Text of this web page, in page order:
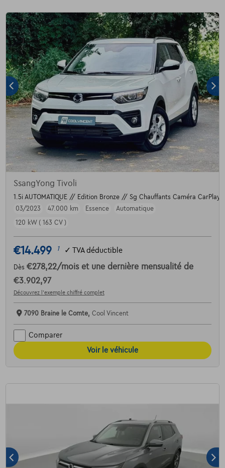
SsangYong Tivoli
1.5i AUTOMATIQUE // Edition Bronze // Sg Chauffants Caméra CarPlay
03/2023
47.000 km Essence
Automatique
120 kW ( 163 CV )
€14.499 1 ✓ TVA déductible
Dès €278,22/mois et une dernière mensualité de
€3.902,97
Découvrez l’exemple chiffré complet
7090 Braine le Comte, Cool Vincent
Comparer
Voir le véhicule